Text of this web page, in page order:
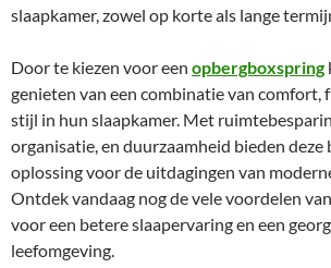
slaapkamer, zowel op korte als lange
Door te kiezen voor een opbergboxspring
genieten van een combinatie van
stijl in hun slaapkamer. Met
organisatie, en duurzaamheid bieden deze
oplossing voor de uitdagingen van
Ontdek vandaag nog de vele voordelen
voor een betere slaapervaring en een
leefomgeving.